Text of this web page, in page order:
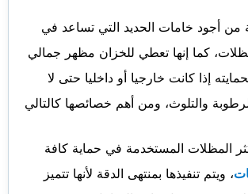
من أجود خامات الحديد التي تساعد في
كما إنها تعطي للخزان مظهر جمالي
إذا كانت خارجيا أو داخليا حتى لا
والتلوث، ومن أهم خصائصها كالتالي
المظلات المستخدمة في حماية كافة
، ويتم تنفيذها بمنتهى الدقة لأنها تتميز